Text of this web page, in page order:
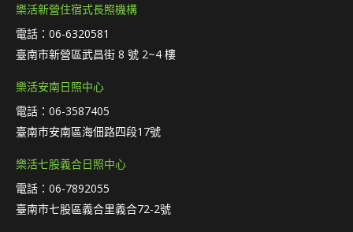
樂活新營住宿式長照機構
電話：06-6320581
臺南市新營區武昌街 8 號 2~4 樓
樂活安南日照中心
電話：06-3587405
臺南市安南區海佃路四段17號
樂活七股義合日照中心
電話：06-7892055
臺南市七股區義合里義合72-2號